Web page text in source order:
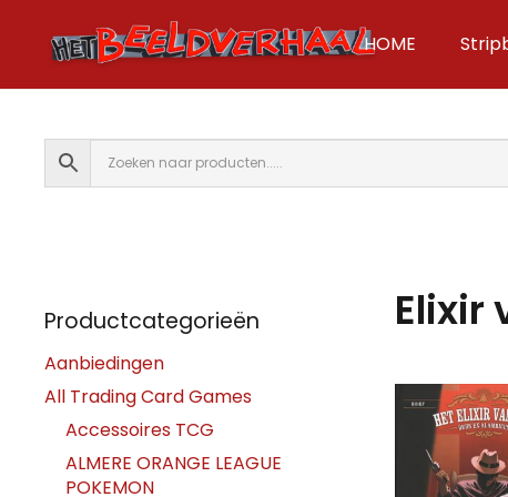
HOME
Elixir
Productcategorieën
Aanbiedingen
All Trading Card Games
Accessoires TCG
ALMERE ORANGE LEAGUE
POKEMON